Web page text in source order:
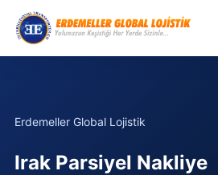
Erdemeller Global Lojistik
Irak Parsiyel Nakliye